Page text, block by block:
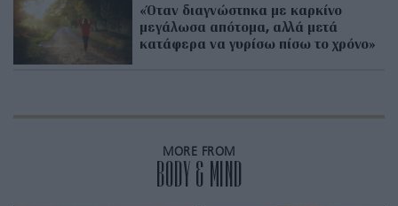
«Όταν διαγνώστηκα με καρκίνο
μεγάλωσα απότομα, αλλά μετά
κατάφερα να γυρίσω πίσω το χρόνο»
MORE FROM
BODY & MIND